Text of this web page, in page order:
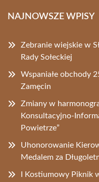
NAJNOWSZE WPISY
Zebranie wiejskie w
Rady Sołeckiej
Wspaniałe obchody
Zamęcin
Zmiany w
Konsultacyjno-
Powietrze”
Uhonorowanie
Medalem za
I Kostiumowy Piknik